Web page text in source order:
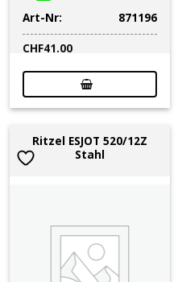
Art-Nr:
871196
CHF41.00
Ritzel ESJOT 520/12Z
Stahl